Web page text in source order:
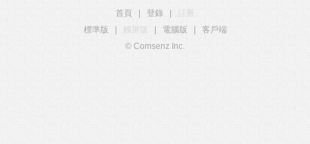
首頁 登錄
標準版
觸屏版 電腦版
客戶端
© Comsenz Inc.